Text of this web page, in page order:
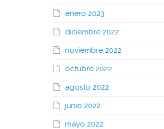
enero 2023
diciembre 2022
noviembre 2022
octubre 2022
agosto 2022
junio 2022
mayo 2022